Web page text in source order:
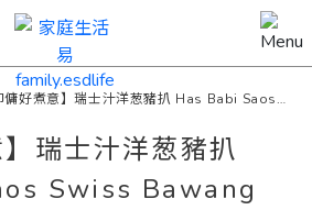
傭好煮意】瑞士汁洋葱豬扒 Has Babi Saos
】瑞士汁洋葱豬扒
Swiss Bawang